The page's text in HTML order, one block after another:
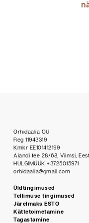
Orhidaalia OU
Reg 11943319
Kmkr EE101412199
Aiandi tee 28/68, Viimsi,
HULGIMÜÜK +3725015971
orhidaalia@gmail.com
Üldtingimused
Tellimuse tingimused
Järelmaks ESTO
Kättetoimetamine
Tagastamine